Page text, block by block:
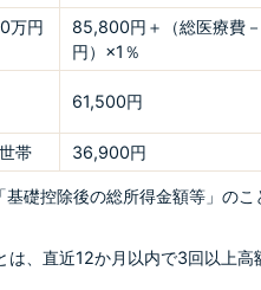
万円
85,800円＋（総医療費
円）×1％
61,500円
帯 36,900円
基礎控除後の総所得金額等」の
は、直近12か月以内で3回以上